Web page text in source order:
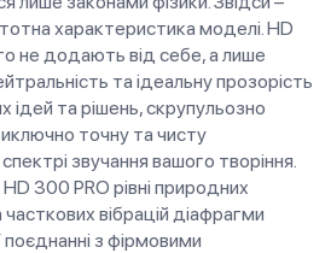
характеристика моделі. HD
не додають від себе, а лише
та ідеальну прозорість
ідей та рішень, скрупульозно
точну та чисту
звучання вашого творіння.
300 PRO рівні природних
вібрацій діафрагми
з фірмовими